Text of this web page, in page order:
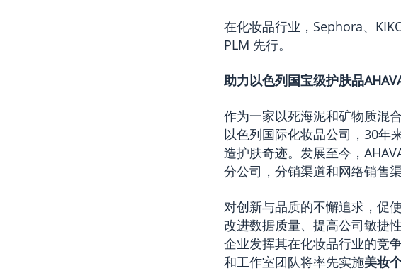
在化妆品行业，Sephora、
PLM 先行。
助力以色列国宝级护肤品
作为一家以死海泥和矿物质混
以色列国际化妆品公司，30年
造护肤奇迹。发展至今，
分公司，分销渠道和网络销售
对创新与品质的不懈追求，促
改进数据质量、提高公司敏捷
企业发挥其在化妆品行业的竞
和工作室团队将率先实施美妆